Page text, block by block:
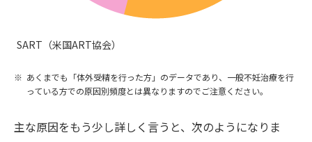
SART（米国ART協会）
あくまでも「体外受精を行った方」のデータであり、一般不妊治療を行
っている方での原因別頻度とは異なりますのでご注意ください。
主な原因をもう少し詳しく言うと、次のようになりま